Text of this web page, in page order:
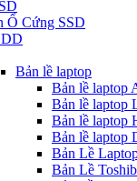
Ổ Cứng SSD
Bản lề laptop
Bản lề laptop
Bản lề laptop
Bản lề laptop
Bản lề laptop
Bản Lề
Bản Lề